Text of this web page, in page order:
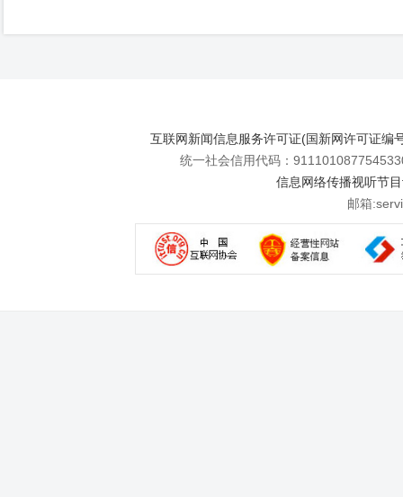
互联网新闻信息服务许可证(国新网许可证编
统一社会信用代码：
信息网络传播视听节
邮箱